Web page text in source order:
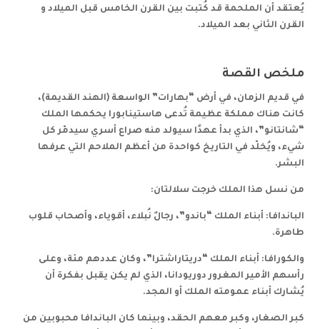
يُعتقد أن الملحمة قد كُتبت بين القرن الخامس قبل الميلاد و
القرن الثاني بعد الميلاد.
ملخص القصة
في قديم الزمان، في أرض “بهارات” الواسعة (الهند القديمة)،
كانت هناك مملكة عظيمة تُدعى هاستينابورا يحكمها الملك
“شانتانو”، الذي بدأ عهدًا سيولد منه صراع أسري سيدمّر كل
شيء، ويُخلّد في التاريخ كواحدة من أعظم الملاحم التي عرفها
البشر.
من نسل هذا الملك خرجت سلالتان:
الباندافا: أبناء الملك “باندو”، رجالٌ نُبلاء، أقوياء، وأصحاب قلوب
طاهرة.
والكورافا: أبناء الملك “دريتاراشترا”، وكان عددهم مئة، وعلى
رأسهم الأمير المغرور دوريودانا، الذي لم يكن يقبل بفكرة أن
يُشارك أبناء عمومته الملك أو المجد.
كبر الصغار، وكبر معهم الحقد، وبينما كان الباندافا محبوبين من